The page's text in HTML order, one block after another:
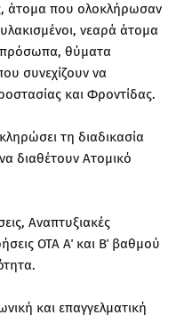
άτομα που ολοκλήρωσαν
νεαρά άτομα
πρόσωπα, θύματα
συνεχίζουν να
και Φροντίδας.
τη διαδικασία
διαθέτουν Ατομικό
Αναπτυξιακές
ΟΤΑ Α΄ και Β΄ βαθμού
και επαγγελματική